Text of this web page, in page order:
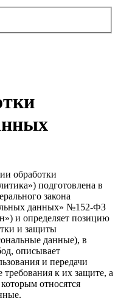
обработки
подготовлена в
закона
данных» №152-ФЗ
и определяет позицию
и защиты
данные), в
описывает
и передачи
к их защите, а
относятся